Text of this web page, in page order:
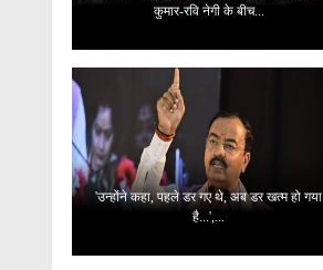
कुमार-रवि नेगी के बीच...
'उन्होंने कहा, पहले डर गए थे, अब डर खत्म हो गया
है...',...